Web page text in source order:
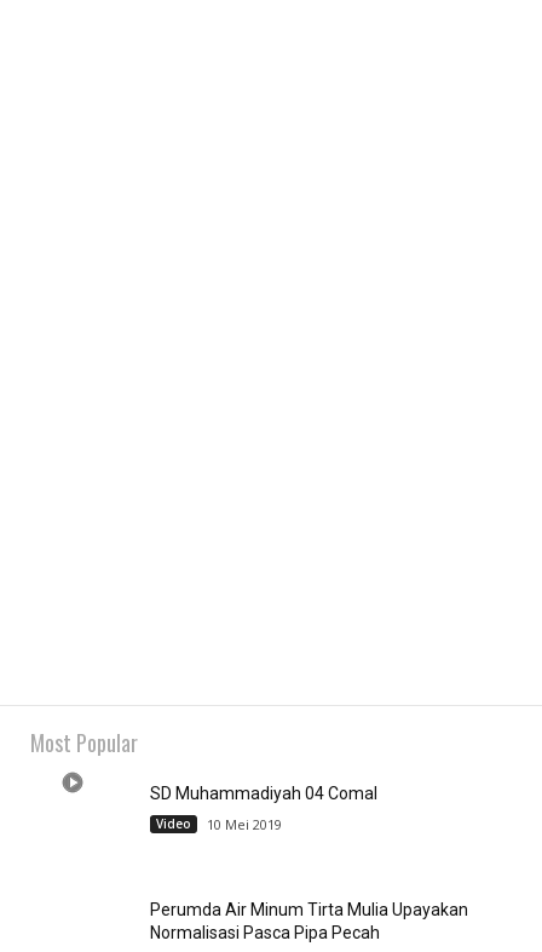
Most Popular
SD Muhammadiyah 04 Comal
Video 10 Mei 2019
Perumda Air Minum Tirta Mulia Upayakan
Normalisasi Pasca Pipa Pecah